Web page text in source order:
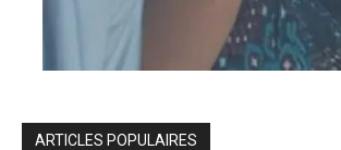
ARTICLES POPULAIRES